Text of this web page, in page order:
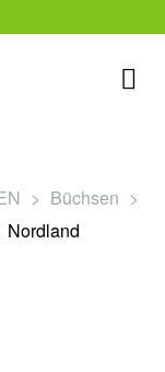
> Büchsen >
Nordland